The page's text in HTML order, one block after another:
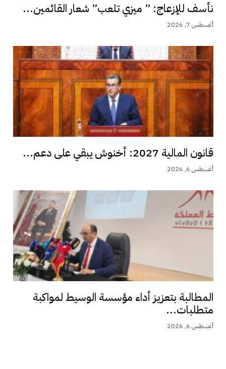
نأسف للإزعاج: ” ميزي تلعب” شعار القائمين...
أغسطس 7, 2026
قانون المالية 2027: أخنوش يبقي على دعم...
أغسطس 6, 2026
المطالبة بتعزيز أداء مؤسسة الوسيط لمواكبة
متطلبات...
أغسطس 6, 2026